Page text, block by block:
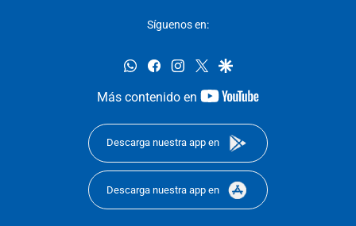
Síguenos en:
whatsappfacebookinstagram
twittergoogle
Más contenido en
youtube-
Descarga nuestra app en
Descarga nuestra app en